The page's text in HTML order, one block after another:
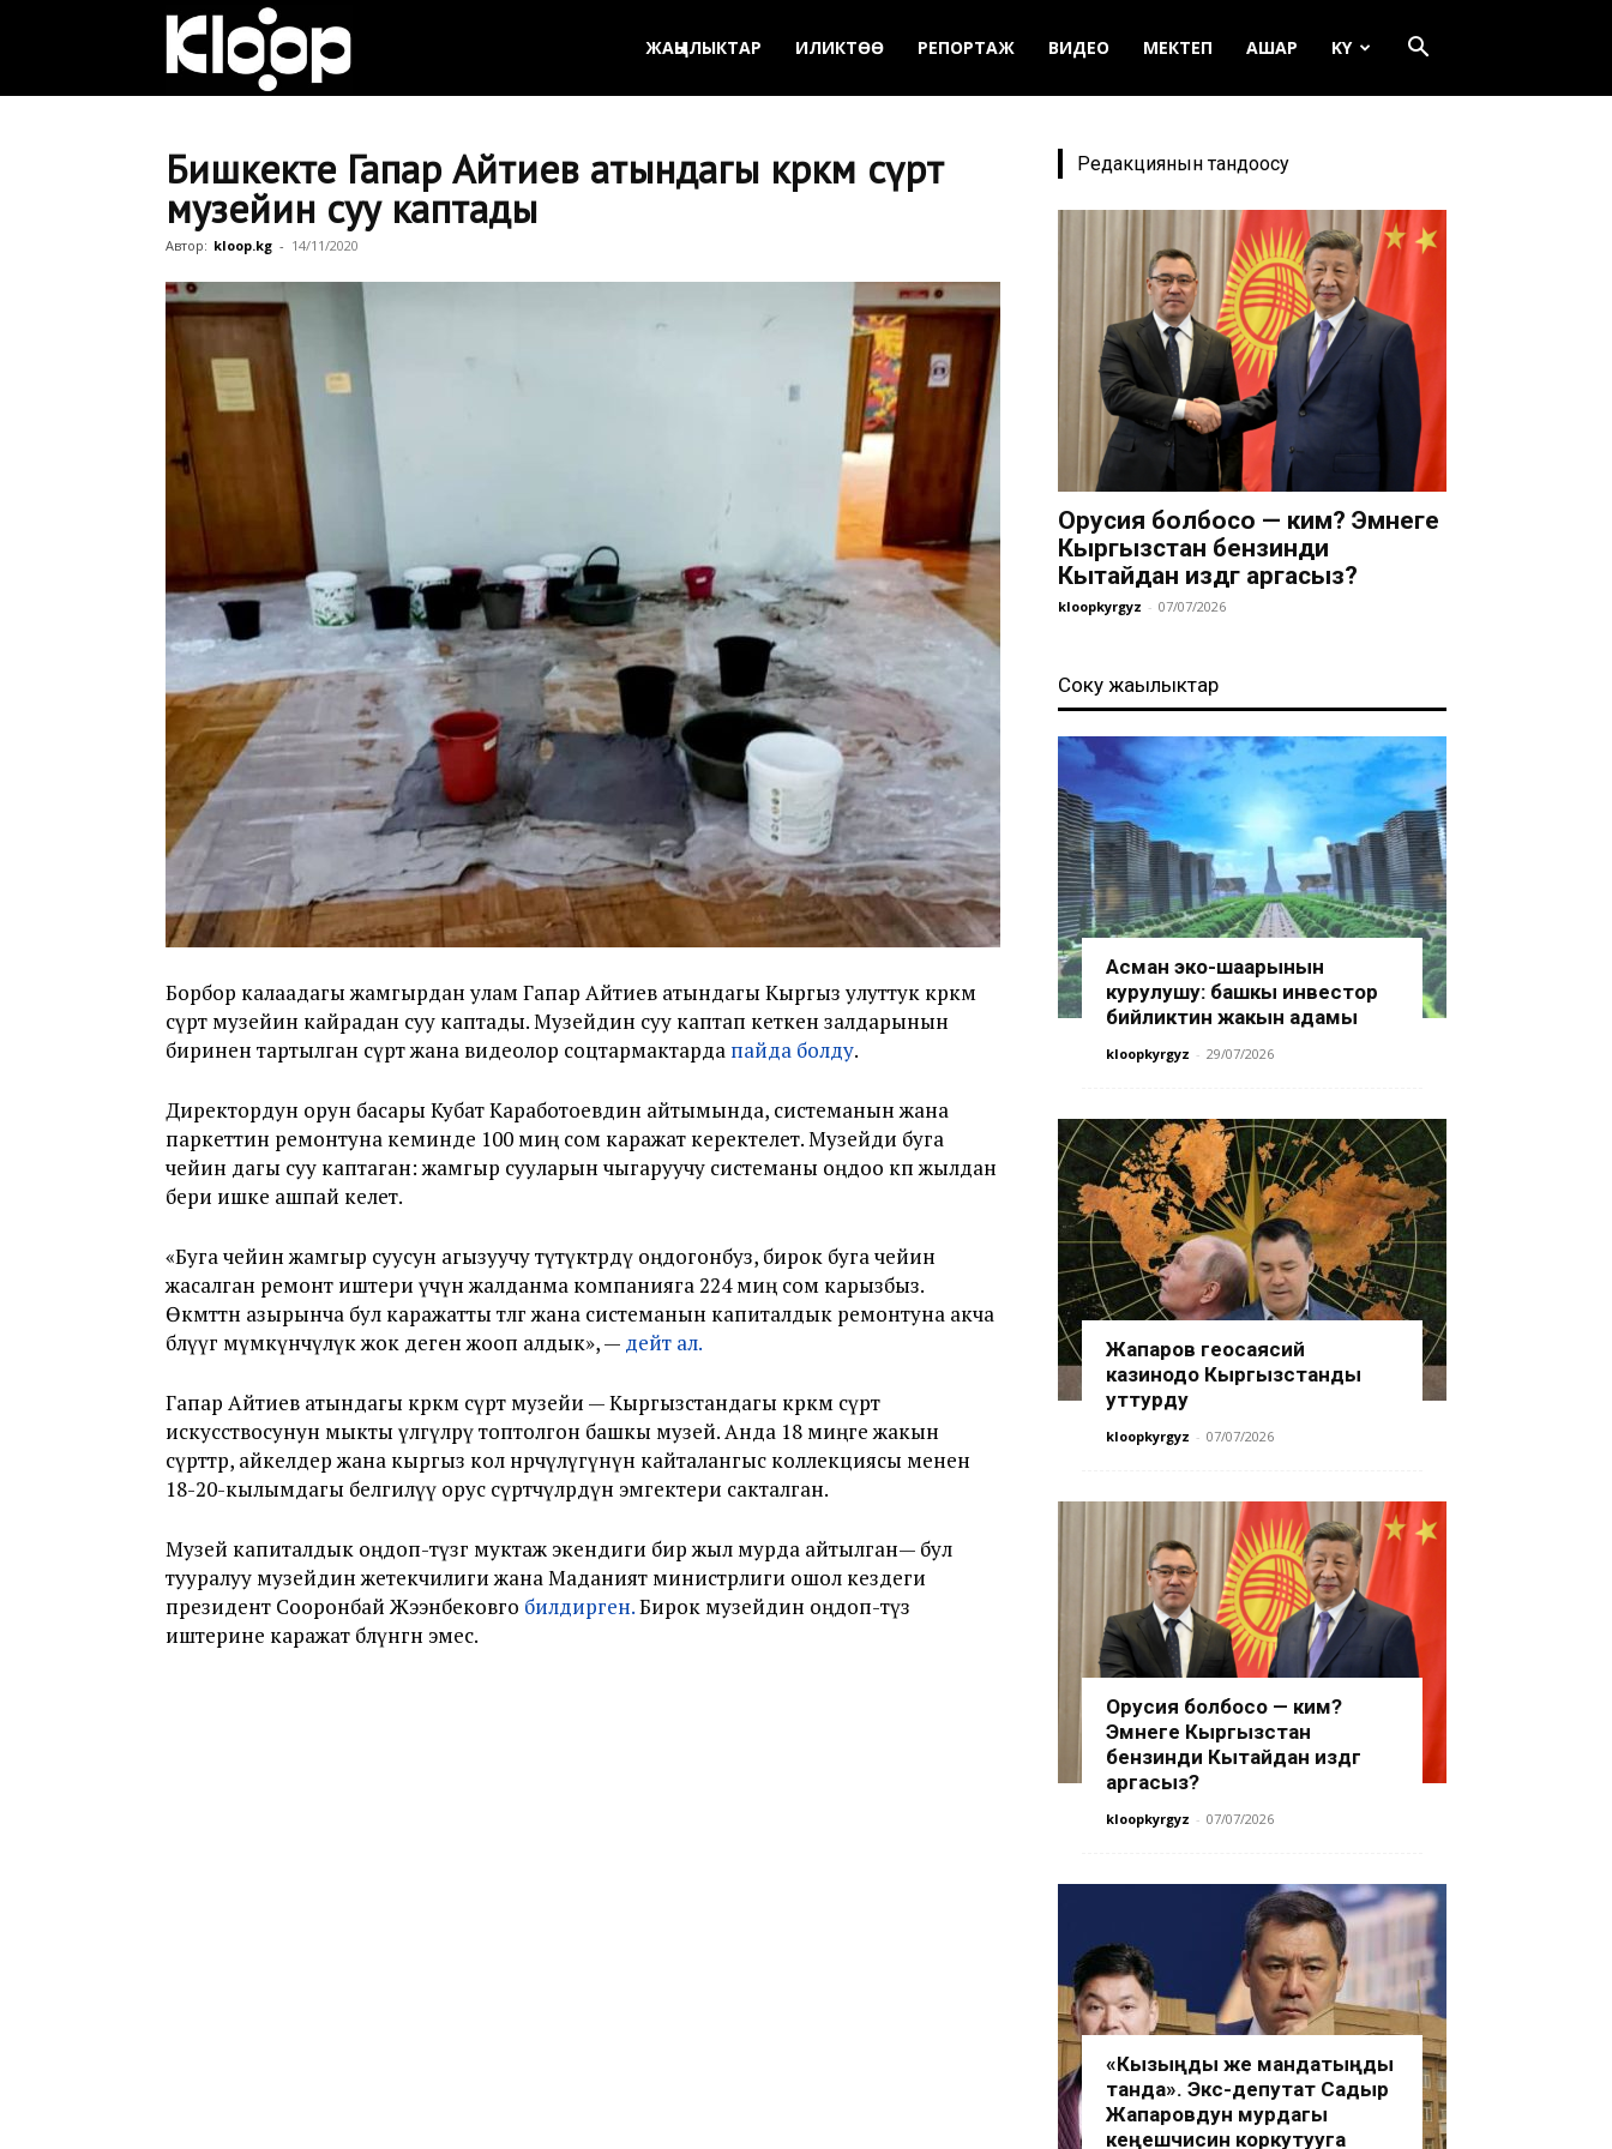
|
Кыргызстан
жаңылыктары
ЖАҢЫЛЫКТАР ИЛИКТӨӨ РЕПОРТАЖ ВИДЕО МЕКТЕП АШАР KY
Бишкекте Гапар Айтиев атындагы көркөм сүрөт
музейин суу каптады
Автор: kloop.kg - 14/11/2020
Борбор калаадагы жамгырдан улам Гапар Айтиев атындагы Кыргыз улуттук көркөм
сүрөт музейин кайрадан суу каптады. Музейдин суу каптап кеткен залдарынын
биринен тартылган сүрөт жана видеолор соцтармактарда пайда болду.
Директордун орун басары Кубат Каработоевдин айтымында, системанын жана
паркеттин ремонтуна кеминде 100 миң сом каражат керектелет. Музейди буга
чейин дагы суу каптаган: жамгыр сууларын чыгаруучу системаны оңдоо көп жылдан
бери ишке ашпай келет.
«Буга чейин жамгыр суусун агызуучу түтүктөрдү оңдогонбуз, бирок буга чейин
жасалган ремонт иштери үчүн жалданма компанияга 224 миң сом карызбыз.
Өкмөттөн азырынча бул каражатты төлөөгө жана системанын капиталдык ремонтуна акча
бөлүүгө мүмкүнчүлүк жок деген жооп алдык», — дейт ал.
Гапар Айтиев атындагы көркөм сүрөт музейи — Кыргызстандагы көркөм сүрөт
искусствосунун мыкты үлгүлөрү топтолгон башкы музей. Анда 18 миңге жакын
сүрөттөр, айкелдер жана кыргыз кол өнөрчүлүгүнүн кайталангыс коллекциясы менен
18-20-кылымдагы белгилүү орус сүрөтчүлөрдүн эмгектери сакталган.
Музей капиталдык оңдоп-түзөөгө муктаж экендиги бир жыл мурда айтылган— бул
тууралуу музейдин жетекчилиги жана Маданият министрлиги ошол кездеги
президент Сооронбай Жээнбековго билдирген.Бирок музейдин оңдоп-түзөө
иштерине каражат бөлүнгөн эмес.
Редакциянын тандоосу
Орусия болбосо — ким? Эмнеге
Кыргызстан бензинди
Кытайдан издөөгө аргасыз?
kloopkyrgyz - 07/07/2026
Соңку жаңылыктар
Асман эко-шаарынын
курулушу: башкы инвестор
бийликтин жакын адамы
kloopkyrgyz - 29/07/2026
Жапаров геосаясий
казинодо Кыргызстанды
уттурду
kloopkyrgyz - 07/07/2026
Орусия болбосо — ким?
Эмнеге Кыргызстан
бензинди Кытайдан издөөгө
аргасыз?
kloopkyrgyz - 07/07/2026
«Кызыңды же мандатыңды
танда». Экс-депутат Садыр
Жапаровдун мурдагы
кеңешчисин коркутууга